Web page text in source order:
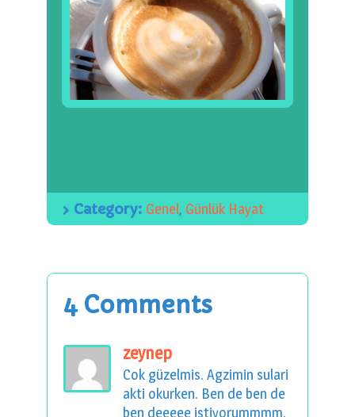
Category: Genel, Günlük Hayat
4 Comments
zeynep
Cok güzelmis. Agzimin sulari
akti okurken. Ben de ben de
ben deeeee istiyorummmm.